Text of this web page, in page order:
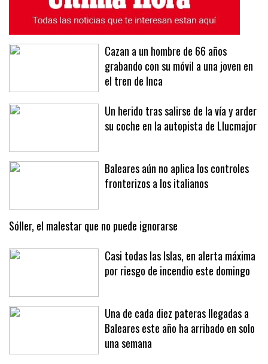
Cazan a un hombre de 66 años
grabando con su móvil a una joven en
el tren de Inca
Un herido tras salirse de la vía y arder
su coche en la autopista de Llucmajor
Baleares aún no aplica los controles
fronterizos a los italianos
Sóller, el malestar que no puede ignorarse
Casi todas las Islas, en alerta máxima
por riesgo de incendio este domingo
Una de cada diez pateras llegadas a
Baleares este año ha arribado en solo
una semana